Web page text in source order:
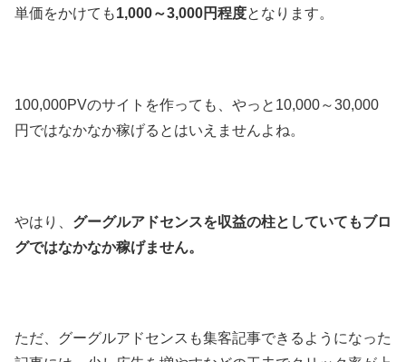
単価をかけても1,000～3,000円程度となります。
100,000PVのサイトを作っても、やっと10,000～30,000
円ではなかなか稼げるとはいえませんよね。
やはり、 グーグルアドセンスを収益の柱としていてもブロ
グではなかなか稼げません。
ただ、グーグルアドセンスも集客記事できるようになった